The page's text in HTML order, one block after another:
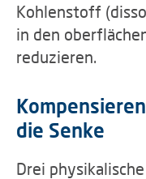
Kohlenstoff
in den
reduzieren.
die Senke
Drei